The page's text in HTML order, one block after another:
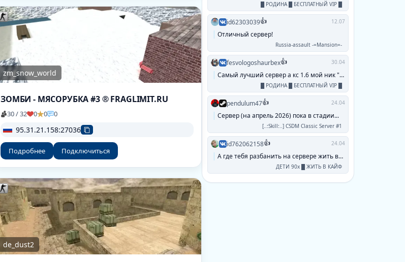
zm_snow_world
ЗОМБИ - МЯСОРУБКА #3 ® FRAGLIMIT.RU
30 / 32 0 0 0
95.31.21.158:27036
Подробнее Подключиться
de_dust2
█ РОДИНА █ БЕСПЛАТНЫЙ VIP █
id62303039👍 12.07
Отличный сервер!
Russia-assault -=Mansion=-
fesvologoshaurbex👍 30.04
Самый лучший сервер а кс 1.6 мой ник "паук...
█ РОДИНА █ БЕСПЛАТНЫЙ VIP █
pendulum47👍 24.04
Сервер (на апрель 2026) пока в стадии...
[..:Skill:..] CSDM Classic Server #1
id762062158👍 24.04
А где тебя разбанить на сервере жить в кайф...
ДЕТИ 90х █ ЖИТЬ В КАЙФ